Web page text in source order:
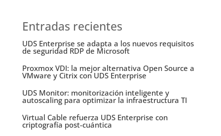
Entradas recientes
UDS Enterprise se adapta a los nuevos requisitos
de seguridad RDP de Microsoft
Proxmox VDI: la mejor alternativa Open Source a
VMware y Citrix con UDS Enterprise
UDS Monitor: monitorización inteligente y
autoscaling para optimizar la infraestructura TI
Virtual Cable refuerza UDS Enterprise con
criptografía post-cuántica